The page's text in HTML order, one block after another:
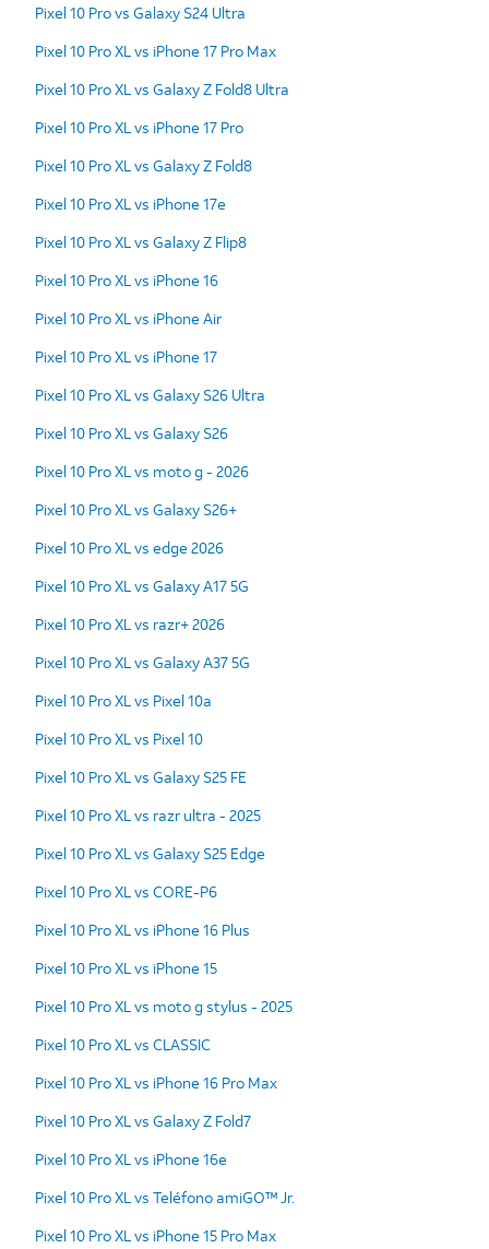
Pixel 10 Pro vs Galaxy S24 Ultra
Pixel 10 Pro XL vs iPhone 17 Pro Max
Pixel 10 Pro XL vs Galaxy Z Fold8 Ultra
Pixel 10 Pro XL vs iPhone 17 Pro
Pixel 10 Pro XL vs Galaxy Z Fold8
Pixel 10 Pro XL vs iPhone 17e
Pixel 10 Pro XL vs Galaxy Z Flip8
Pixel 10 Pro XL vs iPhone 16
Pixel 10 Pro XL vs iPhone Air
Pixel 10 Pro XL vs iPhone 17
Pixel 10 Pro XL vs Galaxy S26 Ultra
Pixel 10 Pro XL vs Galaxy S26
Pixel 10 Pro XL vs moto g - 2026
Pixel 10 Pro XL vs Galaxy S26+
Pixel 10 Pro XL vs edge 2026
Pixel 10 Pro XL vs Galaxy A17 5G
Pixel 10 Pro XL vs razr+ 2026
Pixel 10 Pro XL vs Galaxy A37 5G
Pixel 10 Pro XL vs Pixel 10a
Pixel 10 Pro XL vs Pixel 10
Pixel 10 Pro XL vs Galaxy S25 FE
Pixel 10 Pro XL vs razr ultra - 2025
Pixel 10 Pro XL vs Galaxy S25 Edge
Pixel 10 Pro XL vs CORE-P6
Pixel 10 Pro XL vs iPhone 16 Plus
Pixel 10 Pro XL vs iPhone 15
Pixel 10 Pro XL vs moto g stylus - 2025
Pixel 10 Pro XL vs CLASSIC
Pixel 10 Pro XL vs iPhone 16 Pro Max
Pixel 10 Pro XL vs Galaxy Z Fold7
Pixel 10 Pro XL vs iPhone 16e
Pixel 10 Pro XL vs Teléfono amiGO™ Jr.
Pixel 10 Pro XL vs iPhone 15 Pro Max